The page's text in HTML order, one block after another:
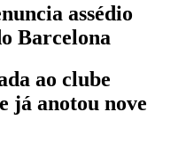
assédio
Barcelona
ao clube
já anotou nove